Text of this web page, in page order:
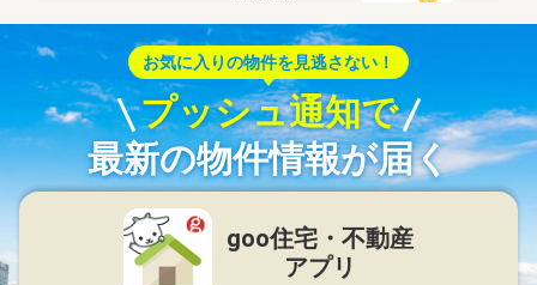
お気に入りの物件を見逃さない！
プッシュ通知で
最新の物件情報が届く
goo住宅・不動産
アプリ